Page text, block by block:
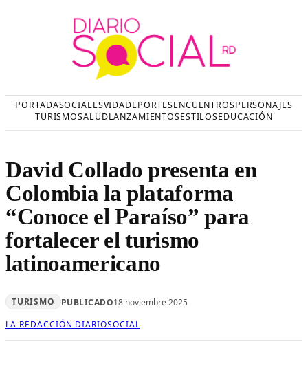
PORTADASOCIALESVIDADEPORTESENCUENTROSPERSONAJES
TURISMOSALUDLANZAMIENTOSESTILOSEDUCACIÓN
David Collado presenta en
Colombia la plataforma
“Conoce el Paraíso” para
fortalecer el turismo
latinoamericano
TURISMO PUBLICADO18 noviembre 2025
LA REDACCIÓN DIARIOSOCIAL